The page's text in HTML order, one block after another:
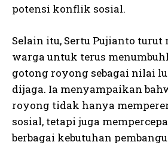
potensi konflik sosial.
Selain itu, Sertu Pujianto turut
warga untuk terus
gotong royong sebagai nilai
dijaga. Ia menyampaikan
royong tidak hanya
sosial, tetapi juga
berbagai kebutuhan